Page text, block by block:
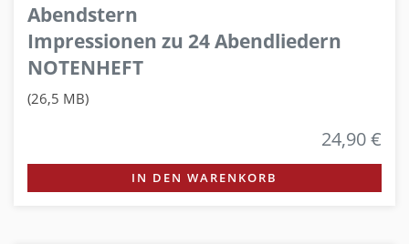
Abendstern
Impressionen zu 24 Abendliedern
NOTENHEFT
(26,5 MB)
24,90 €
IN DEN WARENKORB